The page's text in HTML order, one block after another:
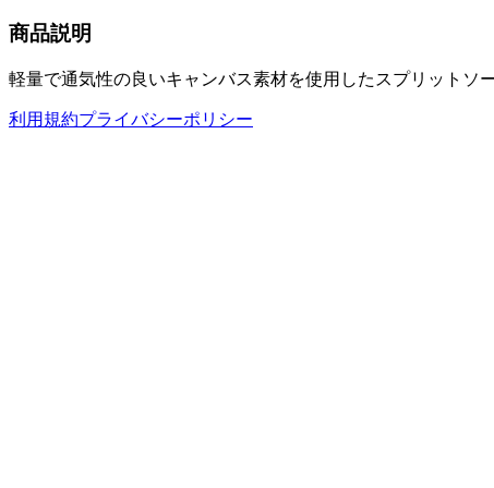
商品説明
軽量で通気性の良いキャンバス素材を使用したスプリットソ
利用規約プライバシーポリシー